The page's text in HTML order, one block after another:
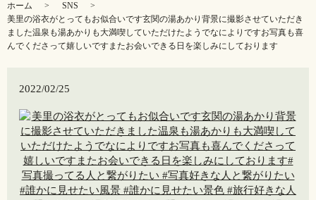
ホーム
SNS
美里の浴衣がとってもお似合いです玄関の湯あかり背景に撮影させていただき
ました️温泉も湯あかりも大満喫していただけたようでなによりですお写真も喜
んでくださって嬉しいです️またお会いできる日を楽しみにしております
2022/02/25